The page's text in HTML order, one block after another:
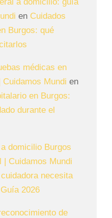
en Cuidados
Burgos: qué
médicas en
Mundi en
en Burgos:
durante el
domicilio Burgos
| Cuidamos Mundi
necesita
2026
de